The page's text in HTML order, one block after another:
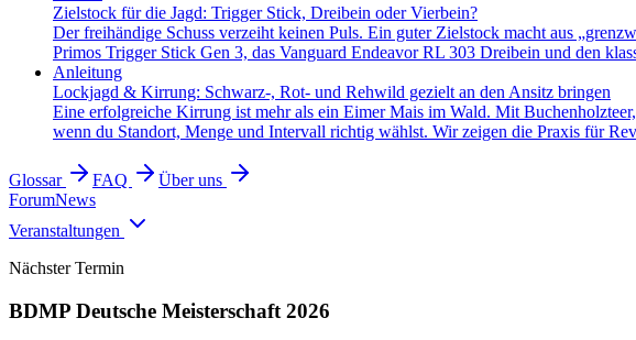
Zielstock für die Jagd: Trigger Stick, Dreibein oder Vierbein?
Der freihändige Schuss verzeiht keinen Puls. Ein guter Zielstock macht aus
Primos Trigger Stick Gen 3, das Vanguard Endeavor RL 303 Dreibein und den
Anleitung
Lockjagd & Kirrung: Schwarz-, Rot- und Rehwild gezielt an den Ansitz bringen
Eine erfolgreiche Kirrung ist mehr als ein Eimer Mais im Wald. Mit
wenn du Standort, Menge und Intervall richtig wählst. Wir zeigen die Praxis für
Glossar FAQ
Über uns
ForumNews
Veranstaltungen
Nächster Termin
BDMP Deutsche Meisterschaft 2026